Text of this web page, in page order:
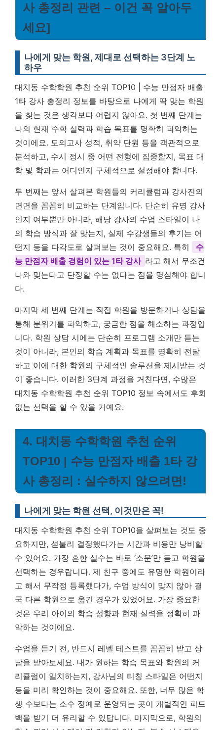
사 총정리 관련 – 이건 꼭 알아두
세요]
나에게 맞는 학원, 제대로 선택하는 3단계 노
하우
대치동 수학학원 추천 순위 TOP10 | 수능 만점자 배출
1타 강사 총정리 정보를 바탕으로 나에게 딱 맞는 학원
을 찾는 것은 생각보다 어렵지 않아요. 첫 번째 단계는
나의 현재 수학 실력과 학습 목표를 명확히 파악하는
것이에요. 모의고사 성적, 취약 단원 등을 객관적으로
분석하고, 수시 정시 중 어떤 전형에 집중할지, 목표 대
학 및 학과는 어디인지 구체적으로 설정해야 합니다.
두 번째는 앞서 살펴본 학원들의 커리큘럼과 강사진의
면면을 꼼꼼히 비교하는 단계입니다. 단순히 유명 강사
인지 여부뿐만 아니라, 해당 강사의 수업 스타일이 나
의 학습 방식과 잘 맞는지, 실제 수강생들의 후기는 어
떤지 등을 다각도로 살펴보는 것이 중요해요. 특히
수
능 만점자 배출 경험이 있는 1타 강사 라고 해서 무조건
나와 맞는다고 단정할 수는 없다는 점을 명심해야 합니
다.
마지막 세 번째 단계는 직접 학원을 방문하거나 상담을
통해 분위기를 파악하고, 궁금한 점을 해소하는 과정입
니다. 학원 상담 시에는 단순히 프로그램 소개만 듣는
것이 아니라, 본인의 학습 계획과 목표를 명확히 전달
하고 이에 대한 학원의 구체적인 솔루션을 제시받는 것
이 좋습니다. 이러한 3단계 과정을 거친다면, 수많은
대치동 수학학원 추천 순위 TOP10 정보 속에서도 후회
없는 선택을 할 수 있을 거예요.
4. 대치동 수학학원 추천 순위
TOP10 | 수능 만점자 배출 1타 강
사 총정리 : 실수하지 않으려면!
나에게 맞는 학원 선택, 이것만은 꼭!
대치동 수학학원 추천 순위 TOP10을 살펴보는 것도 중
요하지만, 섣불리 결정했다가는 시간과 비용만 낭비할
수 있어요. 가장 흔한 실수는 바로 ‘소문’만 듣고 학원을
선택하는 경우랍니다. 제 친구 중에도 유명한 학원이라
고 해서 무작정 등록했다가, 수업 방식이 맞지 않아 결
국 다른 학원으로 옮긴 경우가 있었어요. 가장 중요한
것은 우리 아이의 학습 성향과 현재 실력을 정확히 파
악하는 것이에요.
수업을 듣기 전, 반드시 레벨 테스트를 꼼꼼히 받고 상
담을 받아보세요. 내가 원하는 학습 목표와 학원의 커
리큘럼이 일치하는지, 강사님의 티칭 스타일은 어떤지
등을 미리 확인하는 것이 중요해요. 또한, 너무 많은 학
생 수보다는 소수 정예로 운영되는 곳이 개별적인 피드
백을 받기 더 유리할 수 있답니다. 마지막으로, 학원의